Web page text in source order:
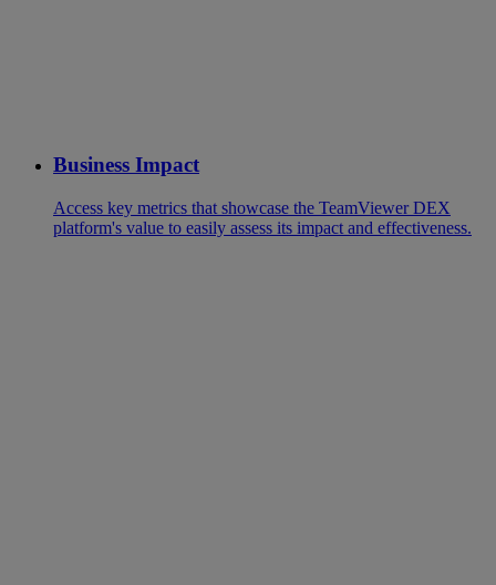
Business Impact
Access key metrics that showcase the TeamViewer DEX
platform's value to easily assess its impact and effectiveness.